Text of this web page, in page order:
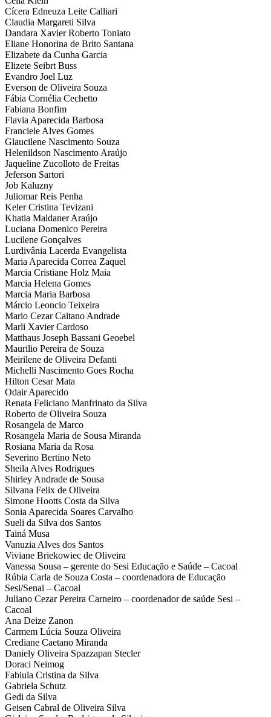
Cícera Edneuza Leite Calliari
Claudia Margareti Silva
Dandara Xavier Roberto Toniato
Eliane Honorina de Brito Santana
Elizabete da Cunha Garcia
Elizete Seibrt Buss
Evandro Joel Luz
Everson de Oliveira Souza
Fábia Cornélia Cechetto
Fabiana Bonfim
Flavia Aparecida Barbosa
Franciele Alves Gomes
Glaucilene Nascimento Souza
Helenildson Nascimento Araújo
Jaqueline Zucolloto de Freitas
Jeferson Sartori
Job Kaluzny
Juliomar Reis Penha
Keler Cristina Tevizani
Khatia Maldaner Araújo
Luciana Domenico Pereira
Lucilene Gonçalves
Lurdivânia Lacerda Evangelista
Maria Aparecida Correa Zaquel
Marcia Cristiane Holz Maia
Marcia Helena Gomes
Marcia Maria Barbosa
Márcio Leoncio Teixeira
Mario Cezar Caitano Andrade
Marli Xavier Cardoso
Matthaus Joseph Bassani Geoebel
Maurilio Pereira de Souza
Meirilene de Oliveira Defanti
Michelli Nascimento Goes Rocha
Hilton Cesar Mata
Odair Aparecido
Renata Feliciano Manfrinato da Silva
Roberto de Oliveira Souza
Rosangela de Marco
Rosangela Maria de Sousa Miranda
Rosiana Maria da Rosa
Severino Bertino Neto
Sheila Alves Rodrigues
Shirley Andrade de Sousa
Silvana Felix de Oliveira
Simone Hootts Costa da Silva
Sonia Aparecida Soares Carvalho
Sueli da Silva dos Santos
Tainá Musa
Vanuzia Alves dos Santos
Viviane Briekowiec de Oliveira
Vanessa Sousa – gerente do Sesi Educação e Saúde – Cacoal
Rúbia Carla de Souza Costa – coordenadora de Educação
Sesi/Senai – Cacoal
Juliano Cezar Pereira Carneiro – coordenador de saúde Sesi –
Cacoal
Ana Deize Zanon
Carmem Lúcia Souza Oliveira
Crediane Caetano Miranda
Daniely Oliveira Spazzapan Stecler
Doraci Neimog
Fabiula Cristina da Silva
Gabriela Schutz
Gedi da Silva
Geisen Cabral de Oliveira Silva